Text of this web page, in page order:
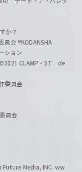
か？
会 ®KODANSHA
ション
CLAMP・ST de
委員会
員会
Media, INC. ww